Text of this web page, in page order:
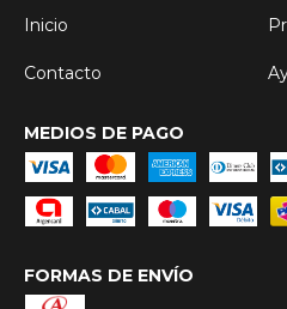
Inicio
Contacto
MEDIOS DE PAGO
FORMAS DE ENVÍO